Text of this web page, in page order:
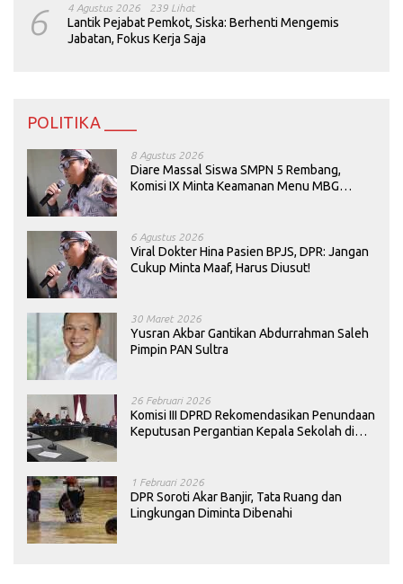
6 4 Agustus 2026 239 Lihat
Lantik Pejabat Pemkot, Siska: Berhenti Mengemis
Jabatan, Fokus Kerja Saja
POLITIKA ____
8 Agustus 2026
Diare Massal Siswa SMPN 5 Rembang,
Komisi IX Minta Keamanan Menu MBG
6 Agustus 2026
Viral Dokter Hina Pasien BPJS, DPR: Jangan
Cukup Minta Maaf, Harus Diusut!
30 Maret 2026
Yusran Akbar Gantikan Abdurrahman Saleh
Pimpin PAN Sultra
26 Februari 2026
Komisi III DPRD Rekomendasikan Penundaan
Keputusan Pergantian Kepala Sekolah di
1 Februari 2026
DPR Soroti Akar Banjir, Tata Ruang dan
Lingkungan Diminta Dibenahi